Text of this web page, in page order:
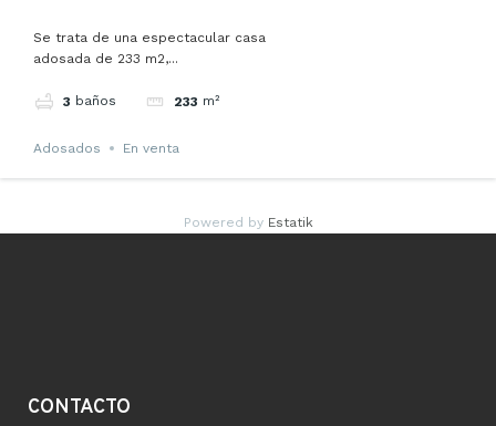
Castellar del Vallès
Se trata de una espectacular casa
adosada de 233 m2,...
3 baños 233 m²
Adosados En venta
Powered by Estatik
CONTACTO